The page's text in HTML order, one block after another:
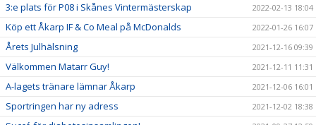
3:e plats för P08 i Skånes Vintermästerskap 2022-02-13 18:04
Köp ett Åkarp IF & Co Meal på McDonalds 2022-01-26 16:07
Årets Julhälsning 2021-12-16 09:39
Välkommen Matarr Guy! 2021-12-11 11:31
A-lagets tränare lämnar Åkarp 2021-12-06 16:01
Sportringen har ny adress 2021-12-02 18:38